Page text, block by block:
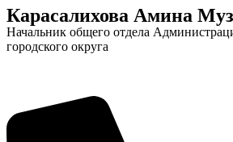
Карасалихова Амина
Начальник общего отдела
городского округа